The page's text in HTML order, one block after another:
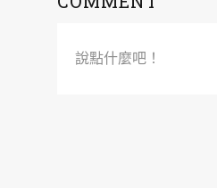
說點什麼吧！